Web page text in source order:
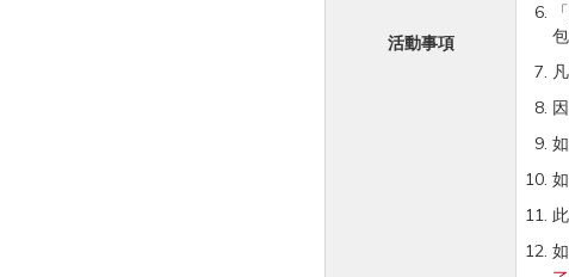
活動事項